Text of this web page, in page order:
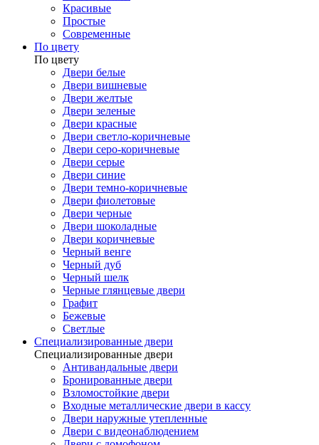
Красивые
Простые
Современные
По цвету
По цвету
Двери белые
Двери вишневые
Двери желтые
Двери зеленые
Двери красные
Двери светло-коричневые
Двери серо-коричневые
Двери серые
Двери синие
Двери темно-коричневые
Двери фиолетовые
Двери черные
Двери шоколадные
Двери коричневые
Черный венге
Черный дуб
Черный шелк
Черные глянцевые двери
Графит
Бежевые
Светлые
Специализированные двери
Специализированные двери
Антивандальные двери
Бронированные двери
Взломостойкие двери
Входные металлические двери в кассу
Двери наружные утепленные
Двери с видеонаблюдением